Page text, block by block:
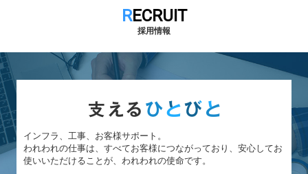
RECRUIT
採用情報
インフラ、工事、お客様サポート。
われわれの仕事は、すべてお客様につながっており、安心してお
使いいただけることが、われわれの使命です。